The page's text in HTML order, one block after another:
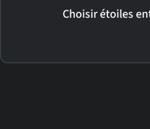
Choisir étoiles